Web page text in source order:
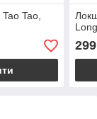
Tao Tao,
299